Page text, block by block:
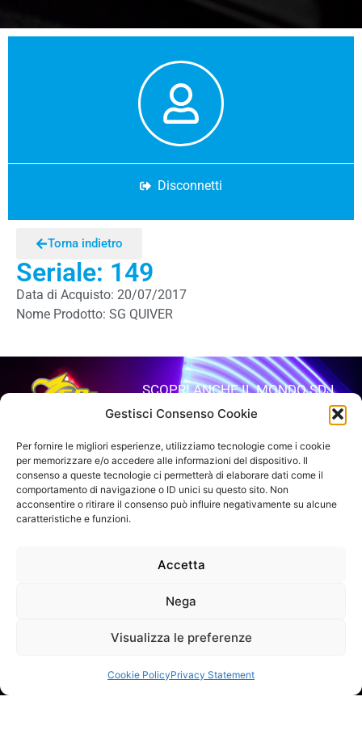
Gestisci Consenso Cookie
Per fornire le migliori esperienze, utilizziamo tecnologie come i cookie
per memorizzare e/o accedere alle informazioni del dispositivo. Il
consenso a queste tecnologie ci permetterà di elaborare dati come il
comportamento di navigazione o ID unici su questo sito. Non
acconsentire o ritirare il consenso può influire negativamente su alcune
caratteristiche e funzioni.
Accetta
Nega
Visualizza le preferenze
Cookie PolicyPrivacy Statement
Disconnetti
Torna indietro
Seriale: 149
Data di Acquisto: 20/07/2017
Nome Prodotto: SG QUIVER
SCOPRI ANCHE IL MONDO SDJ
SAGITTER | Proel S.p.A.
VUOI RIMANERE AGGIORNATO?
Iscriviti alla newsletter